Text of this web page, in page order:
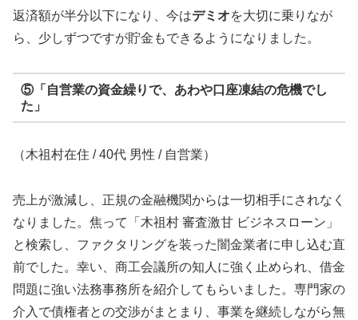
返済額が半分以下になり、今はデミオを大切に乗りなが
ら、少しずつですが貯金もできるようになりました。
⑤「自営業の資金繰りで、あわや口座凍結の危機でし
た」
（木祖村在住 / 40代 男性 / 自営業）
売上が激減し、正規の金融機関からは一切相手にされなく
なりました。焦って「木祖村 審査激甘 ビジネスローン」
と検索し、ファクタリングを装った闇金業者に申し込む直
前でした。幸い、商工会議所の知人に強く止められ、借金
問題に強い法務事務所を紹介してもらいました。専門家の
介入で債権者との交渉がまとまり、事業を継続しながら無